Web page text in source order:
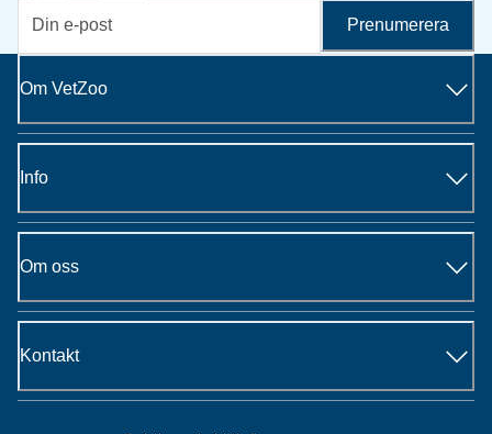
Prenumerera
Om VetZoo
Info
Om oss
Kontakt